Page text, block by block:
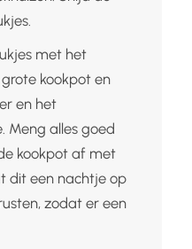
met het
kookpot en
en het
Meng alles goed
kookpot af met
dit een nachtje op
zodat er een